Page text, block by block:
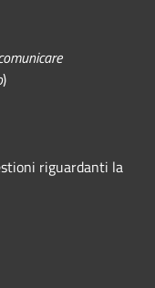
)
riguardanti la